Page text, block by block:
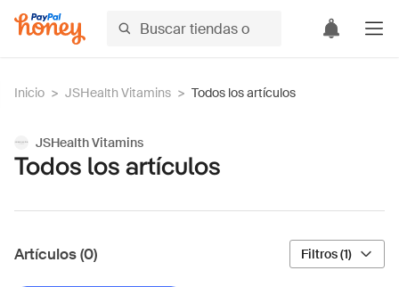
Inicio > JSHealth Vitamins > Todos los artículos
JSHealth Vitamins
Todos los artículos
Artículos (0) Filtros (1)